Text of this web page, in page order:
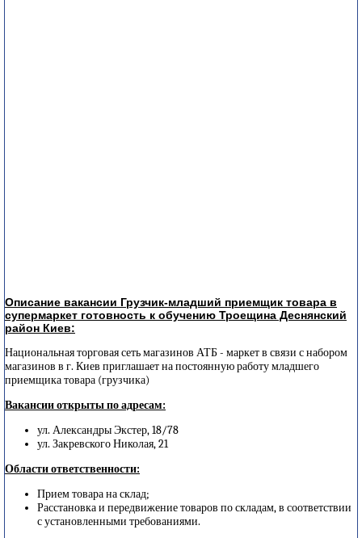
Описание вакансии Грузчик-младший приемщик товара в
супермаркет готовность к обучению Троещина Деснянский
район Киев:
Национальная торговая сеть магазинов АТБ - маркет в связи с набором
магазинов в г. Киев приглашает на постоянную работу младшего
приемщика товара (грузчика)
Вакансии открыты по адресам:
ул. Александры Экстер, 18/78
ул. Закревского Николая, 21
Области ответственности:
Прием товара на склад;
Расстановка и передвижение товаров по складам, в соответствии
с установленными требованиями.